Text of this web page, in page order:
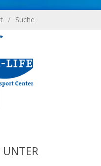
/ Suche
UNTER